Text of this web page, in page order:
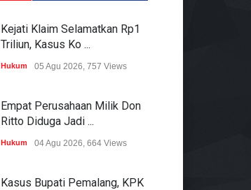
Kejati Klaim Selamatkan Rp1
Triliun, Kasus Ko ...
Hukum 05 Agu 2026, 757 Views
Empat Perusahaan Milik Don
Ritto Diduga Jadi ...
Hukum 04 Agu 2026, 664 Views
Kasus Bupati Pemalang, KPK